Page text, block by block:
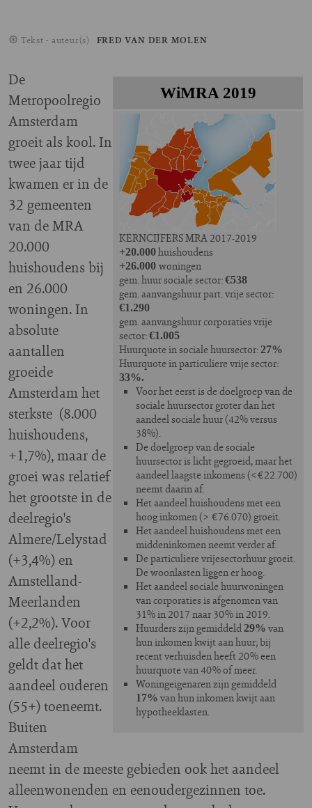
Tekst - auteur(s) FRED VAN DER MOLEN
WiMRA 2019
KERNCIJFERSMRA 2017-2019
+20.000huishoudens
+26.000 woningen
gem. huur sociale sector:€538
gem. aanvangshuur part. vrije sector:
€1.290
gem. aanvangshuur corporaties vrije
sector:€1.005
Huurquote in sociale huursector: 27%
Huurquote in particuliere vrije sector:
33%.
Voor het eerst is de doelgroep van de
sociale huursector groter dan het
aandeel sociale huur (42% versus
38%).
De doelgroep van de sociale
huursector is licht gegroeid, maar het
aandeel laagste inkomens (<€22.700)
neemt daarin af.
Het aandeel huishoudens met een
hoog inkomen (> €76.070) groeit.
Het aandeel huishoudens met een
middeninkomen neemt verder af.
De particuliere vrijesectorhuur groeit.
De woonlasten liggen er hoog.
Het aandeel sociale huurwoningen
van corporaties is afgenomen van
31% in 2017 naar 30% in 2019.
Huurders zijn gemiddeld 29% van
hun inkomen kwijt aan huur; bij
recent verhuisden heeft 20% een
huurquote van 40% of meer.
Woningeigenaren zijn gemiddeld
17% van hun inkomen kwijt aan
hypotheeklasten.
De
Metropoolregio
Amsterdam
groeit als kool. In
twee jaar tijd
kwamen er in de
32 gemeenten
van de MRA
20.000
huishoudens bij
en 26.000
woningen. In
absolute
aantallen
groeide
Amsterdam het
sterkste (8.000
huishoudens,
+1,7%), maar de
groei was relatief
het grootste in de
deelregio's
Almere/Lelystad
(+3,4%) en
Amstelland-
Meerlanden
(+2,2%). Voor
alle deelregio's
geldt dat het
aandeel ouderen
(55+) toeneemt.
Buiten
Amsterdam
neemt in de meeste gebieden ook het aandeel
alleenwonenden en eenoudergezinnen toe.